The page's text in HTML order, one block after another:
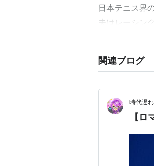
日本テニス界
夫はレーシン
* リスト::テニ
関連ブログ
時代遅
【